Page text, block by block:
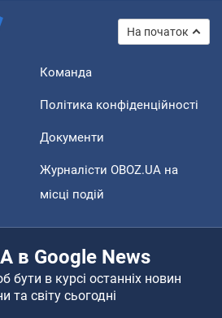
На початок
Команда
Політика конфіденційності
Документи
Журналісти OBOZ.UA на
місці подій
в Google News
бути в курсі останніх новин
та світу сьогодні